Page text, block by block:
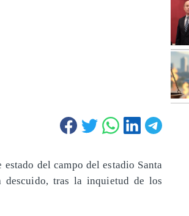
del campo del estadio Santa
tras la inquietud de los